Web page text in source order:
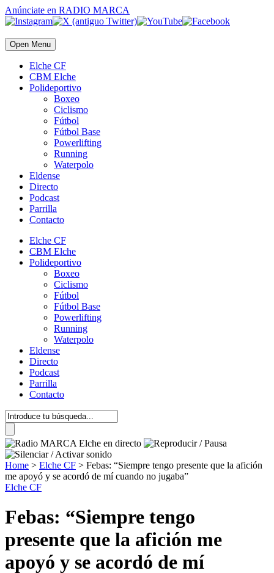
Anúnciate en RADIO MARCA
Open Menu
Elche CF
CBM Elche
Polideportivo
Boxeo
Ciclismo
Fútbol
Fútbol Base
Powerlifting
Running
Waterpolo
Eldense
Directo
Podcast
Parrilla
Contacto
Elche CF
CBM Elche
Polideportivo
Boxeo
Ciclismo
Fútbol
Fútbol Base
Powerlifting
Running
Waterpolo
Eldense
Directo
Podcast
Parrilla
Contacto
Home > Elche CF > Febas: “Siempre tengo presente que la afición
me apoyó y se acordó de mí cuando no jugaba”
Elche CF
Febas: “Siempre tengo
presente que la afición me
apoyó y se acordó de mí